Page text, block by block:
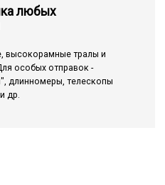
любых
высокорамные тралы и
особых отправок -
длинномеры, телескопы
др.